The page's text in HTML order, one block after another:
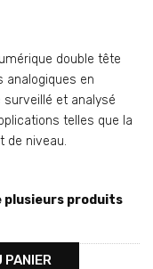
double tête
analogiques en
surveillé et analysé
telles que la
de niveau.
plusieurs produits
PANIER